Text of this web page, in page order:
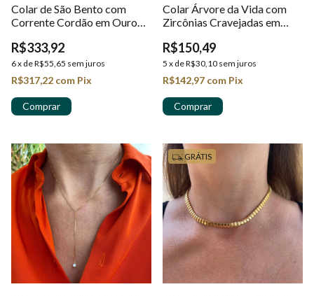
Colar de São Bento com
Corrente Cordão em Ouro
R$333,92
6x deR$55,65 sem juros
R$317,22 com Pix
Colar Árvore da Vida com
Zircônias Cravejadas em
R$150,49
5 x deR$30,10 sem juros
R$142,97 com Pix
GRÁTIS